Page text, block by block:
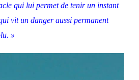
qui lui permet de tenir un instant
vit un danger aussi permanent
»